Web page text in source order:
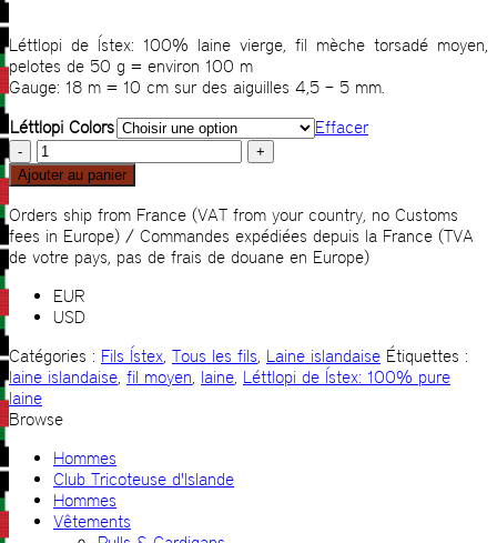
Léttlopi de Ístex: 100% laine vierge, fil mèche torsadé moyen,
pelotes de 50 g = environ 100 m
Gauge: 18 m = 10 cm sur des aiguilles 4,5 – 5 mm.
Léttlopi Colors
Effacer
quantité
de
Léttlopi:
100%
laine
vierge,
mèche
torsadé
Ajouter au panier
Orders ship from France (VAT from your country, no Customs
fees in Europe) / Commandes expédiées depuis la France (TVA
de votre pays, pas de frais de douane en Europe)
EUR
USD
Catégories : Fils Ístex, Tous les fils, Laine islandaise Étiquettes :
laine islandaise, fil moyen, laine, Léttlopi de Ístex: 100% pure
laine
Browse
Hommes
Club Tricoteuse d'Islande
Hommes
Vêtements